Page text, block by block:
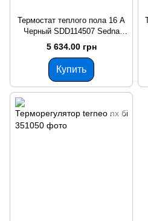
Термостат теплого пола 16 A
Черный SDD114507 Sedna
Design Schneider Electric
5 634.00 грн
Купить